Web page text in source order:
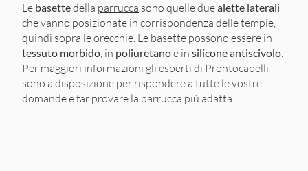
Le basettedella parrucca sono quelle duealette laterali
che vanno posizionate in corrispondenza delle tempie,
quindi sopra le orecchie. Le basette possono essere in
tessuto morbido, in poliuretanoe in silicone antiscivolo.
Per maggiori informazioni gli esperti di Prontocapelli
sono a disposizione per rispondere a tutte le vostre
domande e far provare la parrucca più adatta.